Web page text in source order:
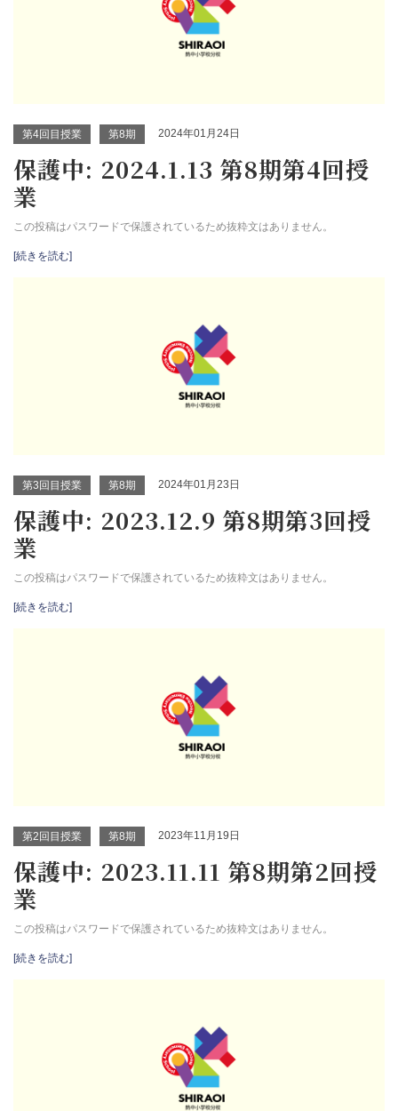
第4回目授業 第8期 2024年01月24日
保護中: 2024.1.13 第8期第4回授
業
この投稿はパスワードで保護されているため抜粋文はありません。
[続きを読む]
第3回目授業 第8期 2024年01月23日
保護中: 2023.12.9 第8期第3回授
業
この投稿はパスワードで保護されているため抜粋文はありません。
[続きを読む]
第2回目授業 第8期 2023年11月19日
保護中: 2023.11.11 第8期第2回授
業
この投稿はパスワードで保護されているため抜粋文はありません。
[続きを読む]